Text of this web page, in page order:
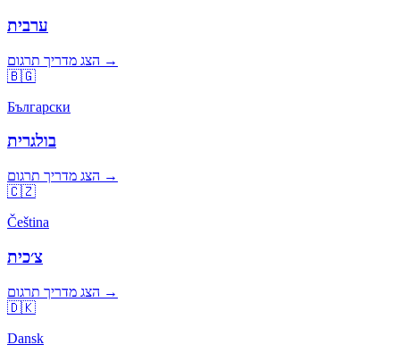
ערבית
הצג מדריך תרגום →
🇧🇬
Български
בולגרית
הצג מדריך תרגום →
🇨🇿
Čeština
צ׳כית
הצג מדריך תרגום →
🇩🇰
Dansk